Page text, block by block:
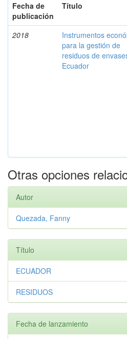
Fecha de
publicación
Título
2018
Instrumentos
para la gestión de
residuos de
Ecuador
Otras opciones
Autor
Quezada, Fanny
Título
ECUADOR
RESIDUOS
Fecha de lanzamiento